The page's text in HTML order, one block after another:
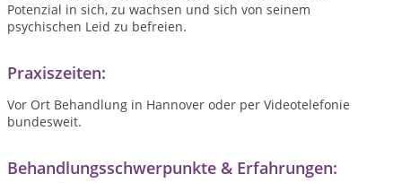
Potenzial in sich, zu wachsen und sich von seinem
psychischen Leid zu befreien.
Praxiszeiten:
Vor Ort Behandlung in Hannover oder per Videotelefonie
bundesweit.
Behandlungsschwerpunkte & Erfahrungen: